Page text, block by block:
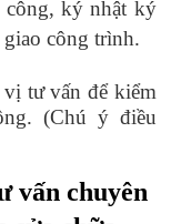
ký nhật ký
công trình.
vị tư vấn để kiểm
(Chú ý điều
vấn chuyên